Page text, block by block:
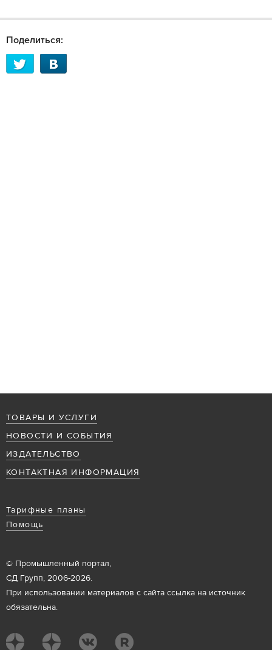
Поделиться:
ТОВАРЫ И УСЛУГИ
НОВОСТИ И СОБЫТИЯ
ИЗДАТЕЛЬСТВО
КОНТАКТНАЯ ИНФОРМАЦИЯ
Тарифные планы
Помощь
© Промышленный портал,
СД Групп, 2006-2026.
При использовании материалов с сайта ссылка на источник
обязательна.